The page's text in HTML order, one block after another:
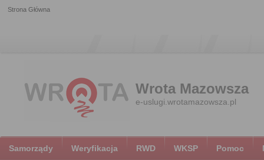
Strona Główna
Wrota Mazowsza
e-uslugi.wrotamazowsza.pl
Samorządy Weryfikacja RWD WKSP Pomoc